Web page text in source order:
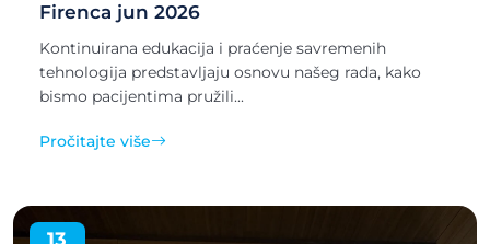
Firenca jun 2026
Kontinuirana edukacija i praćenje savremenih
tehnologija predstavljaju osnovu našeg rada, kako
bismo pacijentima pružili...
Pročitajte više